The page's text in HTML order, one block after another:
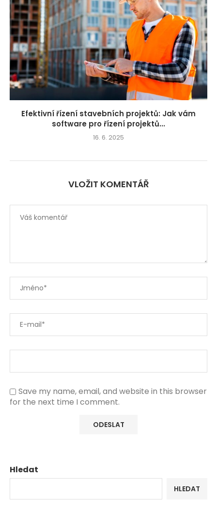
Efektivní řízení stavebních projektů: Jak vám
software pro řízení projektů...
16. 6. 2025
VLOŽIT KOMENTÁŘ
Save my name, email, and website in this browser
for the next time I comment.
Hledat
HLEDAT